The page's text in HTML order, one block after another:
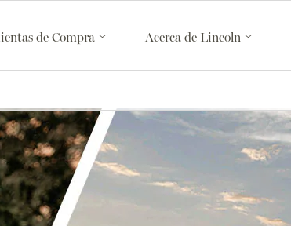
de Compra Acerca de Lincoln